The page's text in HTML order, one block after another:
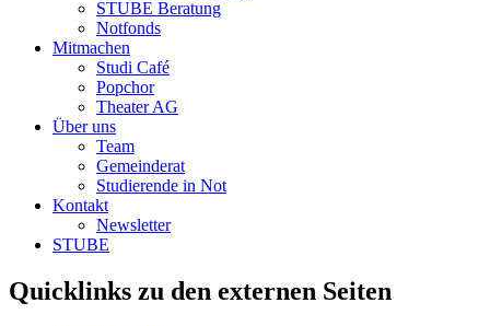
STUBE Beratung
Notfonds
Mitmachen
Studi Café
Popchor
Theater AG
Über uns
Team
Gemeinderat
Studierende in Not
Kontakt
Newsletter
STUBE
Quicklinks zu den externen Seiten